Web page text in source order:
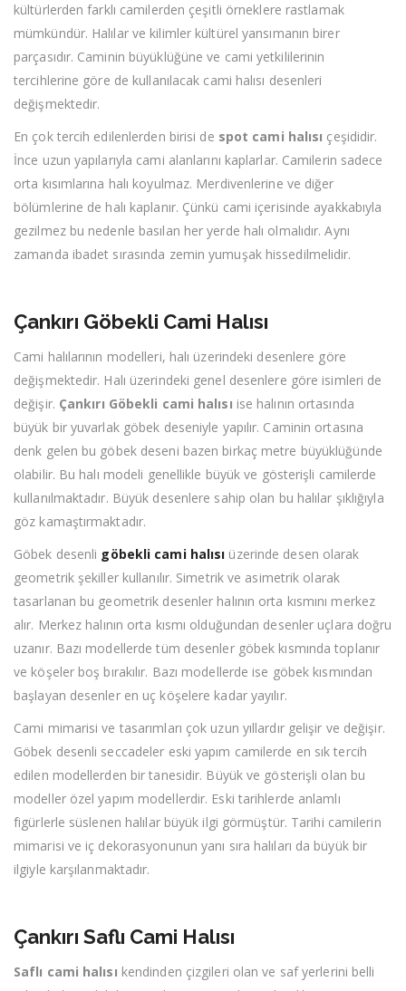
kültürlerden farklı camilerden çeşitli örneklere rastlamak
mümkündür. Halılar ve kilimler kültürel yansımanın birer
parçasıdır. Caminin büyüklüğüne ve cami yetkililerinin
tercihlerine göre de kullanılacak cami halısı desenleri
değişmektedir.
En çok tercih edilenlerden birisi de spot cami halısı çeşididir.
İnce uzun yapılarıyla cami alanlarını kaplarlar. Camilerin sadece
orta kısımlarına halı koyulmaz. Merdivenlerine ve diğer
bölümlerine de halı kaplanır. Çünkü cami içerisinde ayakkabıyla
gezilmez bu nedenle basılan her yerde halı olmalıdır. Aynı
zamanda ibadet sırasında zemin yumuşak hissedilmelidir.
Çankırı Göbekli Cami Halısı
Cami halılarının modelleri, halı üzerindeki desenlere göre
değişmektedir. Halı üzerindeki genel desenlere göre isimleri de
değişir. Çankırı Göbekli cami halısı ise halının ortasında
büyük bir yuvarlak göbek deseniyle yapılır. Caminin ortasına
denk gelen bu göbek deseni bazen birkaç metre büyüklüğünde
olabilir. Bu halı modeli genellikle büyük ve gösterişli camilerde
kullanılmaktadır. Büyük desenlere sahip olan bu halılar şıklığıyla
göz kamaştırmaktadır.
Göbek desenli göbekli cami halısı üzerinde desen olarak
geometrik şekiller kullanılır. Simetrik ve asimetrik olarak
tasarlanan bu geometrik desenler halının orta kısmını merkez
alır. Merkez halının orta kısmı olduğundan desenler uçlara doğru
uzanır. Bazı modellerde tüm desenler göbek kısmında toplanır
ve köşeler boş bırakılır. Bazı modellerde ise göbek kısmından
başlayan desenler en uç köşelere kadar yayılır.
Cami mimarisi ve tasarımları çok uzun yıllardır gelişir ve değişir.
Göbek desenli seccadeler eski yapım camilerde en sık tercih
edilen modellerden bir tanesidir. Büyük ve gösterişli olan bu
modeller özel yapım modellerdir. Eski tarihlerde anlamlı
figürlerle süslenen halılar büyük ilgi görmüştür. Tarihi camilerin
mimarisi ve iç dekorasyonunun yanı sıra halıları da büyük bir
ilgiyle karşılanmaktadır.
Çankırı Saflı Cami Halısı
Saflı cami halısı kendinden çizgileri olan ve saf yerlerini belli